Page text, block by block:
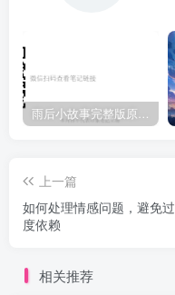
雨后小故事完整版原片动态图（图+文字解说版）
上一篇
如何处理情感问题，避免过
度依赖
相关推荐